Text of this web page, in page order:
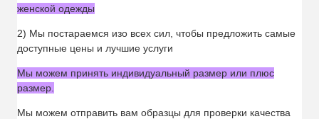
женской одежды
2) Мы постараемся изо всех сил, чтобы предложить самые
доступные цены и лучшие услуги
Мы можем принять индивидуальный размер или плюс
размер.
Мы можем отправить вам образцы для проверки качества